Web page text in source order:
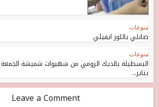
منوعات
صابلي باللوز ايفيلي
منوعات
يناير...
Leave a Comment